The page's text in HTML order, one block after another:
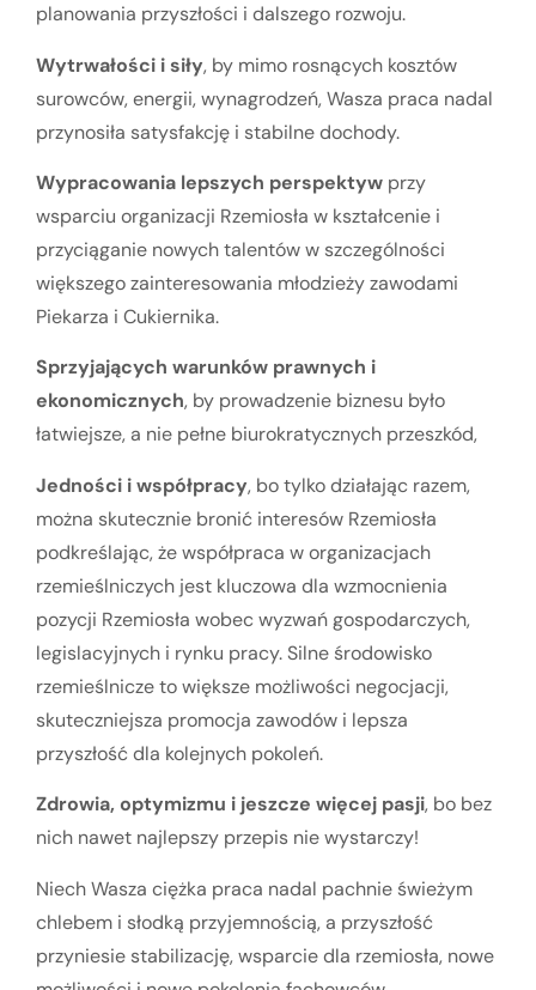
planowania przyszłości i dalszego rozwoju.
Wytrwałości i siły, by mimo rosnących kosztów
surowców, energii, wynagrodzeń, Wasza praca nadal
przynosiła satysfakcję i stabilne dochody.
Wypracowania lepszych perspektyw przy
wsparciu organizacji Rzemiosła w kształcenie i
przyciąganie nowych talentów w szczególności
większego zainteresowania młodzieży zawodami
Piekarza i Cukiernika.
Sprzyjających warunków prawnych i
ekonomicznych, by prowadzenie biznesu było
łatwiejsze, a nie pełne biurokratycznych przeszkód,
Jedności i współpracy, bo tylko działając razem,
można skutecznie bronić interesów Rzemiosła
podkreślając, że współpraca w organizacjach
rzemieślniczych jest kluczowa dla wzmocnienia
pozycji Rzemiosła wobec wyzwań gospodarczych,
legislacyjnych i rynku pracy. Silne środowisko
rzemieślnicze to większe możliwości negocjacji,
skuteczniejsza promocja zawodów i lepsza
przyszłość dla kolejnych pokoleń.
Zdrowia, optymizmu i jeszcze więcej pasji, bo bez
nich nawet najlepszy przepis nie wystarczy!
Niech Wasza ciężka praca nadal pachnie świeżym
chlebem i słodką przyjemnością, a przyszłość
przyniesie stabilizację, wsparcie dla rzemiosła, nowe